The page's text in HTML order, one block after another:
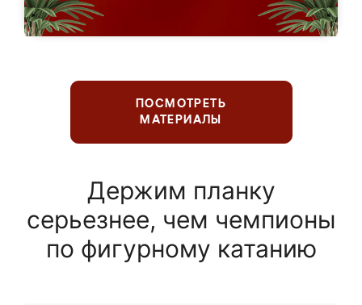
ПОСМОТРЕТЬ
МАТЕРИАЛЫ
Держим планку
серьезнее, чем чемпионы
по фигурному катанию